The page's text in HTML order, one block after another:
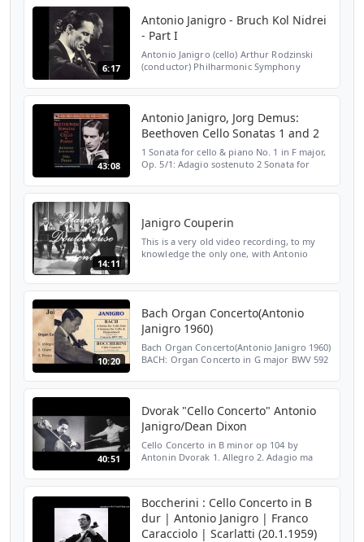
6:17
Antonio Janigro - Bruch Kol Nidrei
- Part I
Antonio Janigro (cello) Arthur Rodzinski
(conductor) Philharmonic Symphony
43:08
Antonio Janigro, Jorg Demus:
Beethoven Cello Sonatas 1 and 2
1 Sonata for cello & piano No. 1 in F major,
Op. 5/1: Adagio sostenuto 2 Sonata for
14:11
Janigro Couperin
This is a very old video recording, to my
knowledge the only one, with Antonio
10:20
Bach Organ Concerto(Antonio
Janigro 1960)
Bach Organ Concerto(Antonio Janigro 1960)
BACH: Organ Concerto in G major BWV 592
40:51
Dvorak "Cello Concerto" Antonio
Janigro/Dean Dixon
Cello Concerto in B minor op 104 by
Antonin Dvorak 1. Allegro 2. Adagio ma
Boccherini : Cello Concerto in B
dur | Antonio Janigro | Franco
Caracciolo | Scarlatti (20.1.1959)